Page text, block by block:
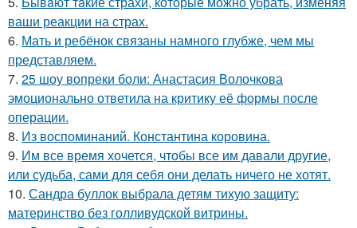
ваши реакции на страх.
6. Мать и ребёнок связаны намного глубже, чем мы
представляем.
7. 25 шоу вопреки боли: Анастасия Волочкова
эмоционально ответила на критику её формы после
операции.
8. Из воспоминаний. Константина коровина.
9. Им все время хочется, чтобы все им давали другие,
или судьба, сами для себя они делать ничего не хотят.
10. Сандра буллок выбрала детям тихую защиту:
материнство без голливудской витрины.